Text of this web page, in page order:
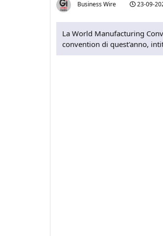
Business Wire 23-09-
La World Manufacturing
convention di quest'anno,